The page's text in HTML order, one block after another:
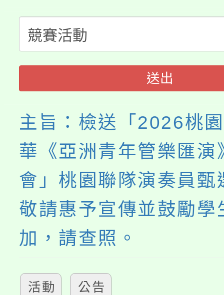
生本土語及新住民語歌
代理(課)教師甄選結果(
公告本校115學年度第
代理(課)教師甄選結果(
轉知中國文化大學推廣
《TA101》溝通分析基
程，歡迎學生輔導中心
心理、諮商輔導、社會
系所師生報名參加。
送出
主旨：檢送「2026桃
華《亞洲青年管樂匯演
會」桃園聯隊演奏員甄
敬請惠予宣傳並鼓勵學
加，請查照。
活動 公告